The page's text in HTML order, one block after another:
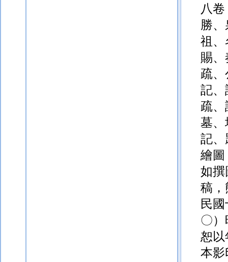
八
勝
祖、
賜
疏
記、
疏
墓、
記、
繪圖
如撰
稿，
民
〇
恕以
本影